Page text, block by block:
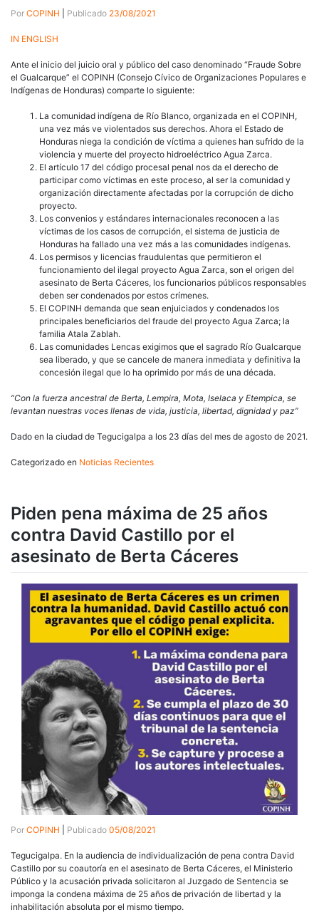
Por COPINH Publicado 23/08/2021
IN ENGLISH
Ante el inicio del juicio oral y público del caso denominado “Fraude Sobre
el Gualcarque” el COPINH (Consejo Cívico de Organizaciones Populares e
Indígenas de Honduras) comparte lo siguiente:
La comunidad indígena de Río Blanco, organizada en el COPINH,
una vez más ve violentados sus derechos. Ahora el Estado de
Honduras niega la condición de víctima a quienes han sufrido de la
violencia y muerte del proyecto hidroeléctrico Agua Zarca.
El artículo 17 del código procesal penal nos da el derecho de
participar como víctimas en este proceso, al ser la comunidad y
organización directamente afectadas por la corrupción de dicho
proyecto.
Los convenios y estándares internacionales reconocen a las
víctimas de los casos de corrupción, el sistema de justicia de
Honduras ha fallado una vez más a las comunidades indígenas.
Los permisos y licencias fraudulentas que permitieron el
funcionamiento del ilegal proyecto Agua Zarca, son el origen del
asesinato de Berta Cáceres, los funcionarios públicos responsables
deben ser condenados por estos crímenes.
El COPINH demanda que sean enjuiciados y condenados los
principales beneficiarios del fraude del proyecto Agua Zarca; la
familia Atala Zablah.
Las comunidades Lencas exigimos que el sagrado Río Gualcarque
sea liberado, y que se cancele de manera inmediata y definitiva la
concesión ilegal que lo ha oprimido por más de una década.
“Con la fuerza ancestral de Berta, Lempira, Mota, Iselaca y Etempica, se
levantan nuestras voces llenas de vida, justicia, libertad, dignidad y paz”
Dado en la ciudad de Tegucigalpa a los 23 días del mes de agosto de 2021.
Categorizado en Noticias Recientes
Piden pena máxima de 25 años
contra David Castillo por el
asesinato de Berta Cáceres
Por COPINH Publicado 05/08/2021
Tegucigalpa. En la audiencia de individualización de pena contra David
Castillo por su coautoría en el asesinato de Berta Cáceres, el Ministerio
Público y la acusación privada solicitaron al Juzgado de Sentencia se
imponga la condena máxima de 25 años de privación de libertad y la
inhabilitación absoluta por el mismo tiempo.